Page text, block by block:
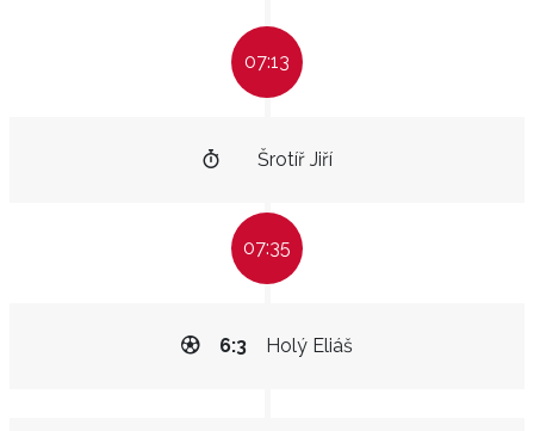
07:13
Šrotíř Jiří
07:35
Holý Eliáš
6:3